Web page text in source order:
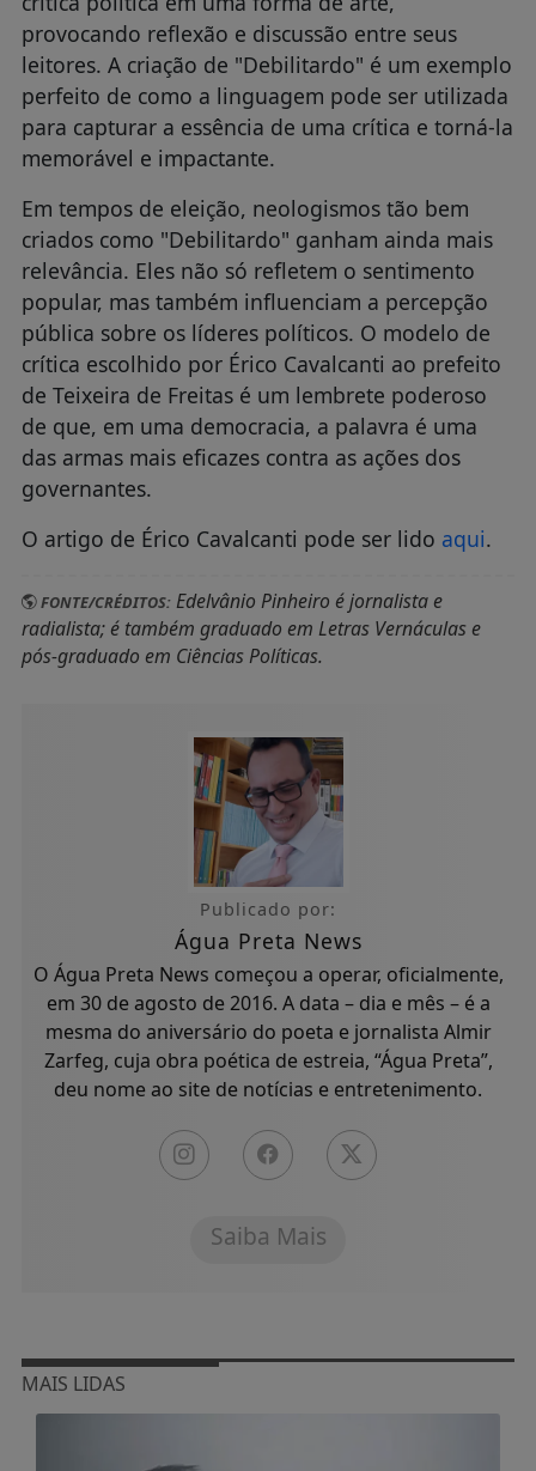
provocando reflexão e discussão entre seus
leitores. A criação de "Debilitardo" é um exemplo
perfeito de como a linguagem pode ser utilizada
para capturar a essência de uma crítica e torná-la
memorável e impactante.
Em tempos de eleição, neologismos tão bem
criados como "Debilitardo" ganham ainda mais
relevância. Eles não só refletem o sentimento
popular, mas também influenciam a percepção
pública sobre os líderes políticos. O modelo de
crítica escolhido por Érico Cavalcanti ao prefeito
de Teixeira de Freitas é um lembrete poderoso
de que, em uma democracia, a palavra é uma
das armas mais eficazes contra as ações dos
governantes.
O artigo de Érico Cavalcanti pode ser lido aqui.
FONTE/CRÉDITOS:Edelvânio Pinheiro é jornalista e
radialista; é também graduado em Letras Vernáculas e
pós-graduado em Ciências Políticas.
Publicado por:
Água Preta News
O Água Preta News começou a operar, oficialmente,
em 30 de agosto de 2016. A data – dia e mês – é a
mesma do aniversário do poeta e jornalista Almir
Zarfeg, cuja obra poética de estreia, “Água Preta”,
deu nome ao site de notícias e entretenimento.
Saiba Mais
MAIS LIDAS